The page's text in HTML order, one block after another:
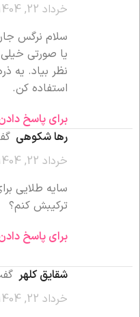
خرداد 22, 1404 در 2:28 ب.ظ
سلام نرگس
یا صورتی
نظر بیاد. یه
استفاده کن.
برای پاسخ
رها شکوهی
خرداد 22, 1404 در 2:03 ب.ظ
سایه طلایی
ترکیبش کنم؟
برای پاسخ
شقایق کلهر
خرداد 22, 1404 در 2:28 ب.ظ